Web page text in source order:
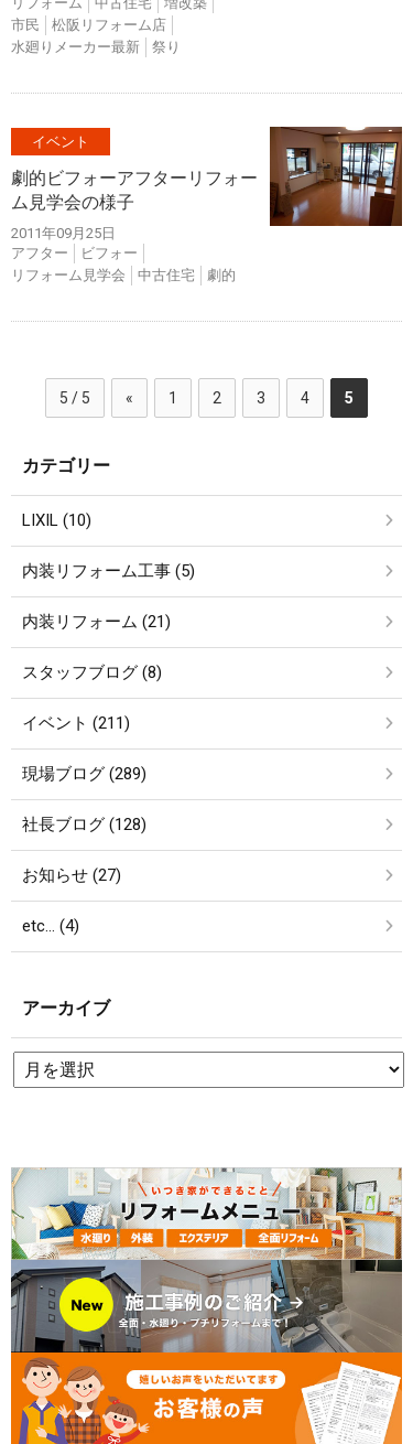
市民
松阪リフォーム店
水廻りメーカー最新
祭り
イベント
劇的ビフォーアフターリフォー
ム見学会の様子
2011年09月25日
アフター
ビフォー
リフォーム見学会
中古住宅 劇的
5 / 5 « 1 2 3 4 5
カテゴリー
LIXIL (10)
内装リフォーム工事 (5)
内装リフォーム (21)
スタッフブログ (8)
イベント (211)
現場ブログ (289)
社長ブログ (128)
お知らせ (27)
etc… (4)
アーカイブ